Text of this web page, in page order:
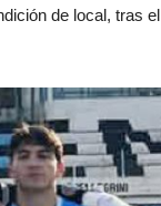
de local, tras el